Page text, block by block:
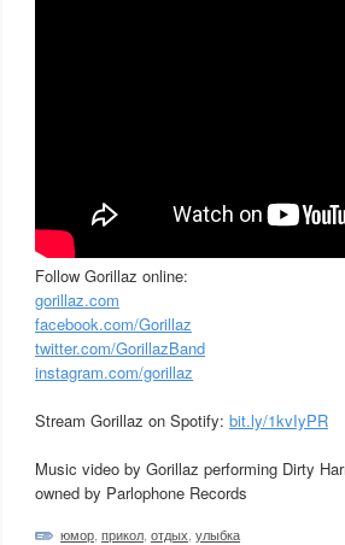
Follow Gorillaz online:
gorillaz.com
facebook.com/Gorillaz
twitter.com/GorillazBand
instagram.com/gorillaz
Stream Gorillaz on Spotify: bit.ly/1kvIyPR
Music video by Gorillaz performing Dirty
owned by Parlophone Records
юмор прикол отдых улыбка